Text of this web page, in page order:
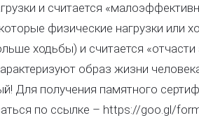
и считается
физические нагрузки или
ходьбы) и считается «отчасти
образ жизни
Для получения памятного
по ссылке – https://goo.gl/